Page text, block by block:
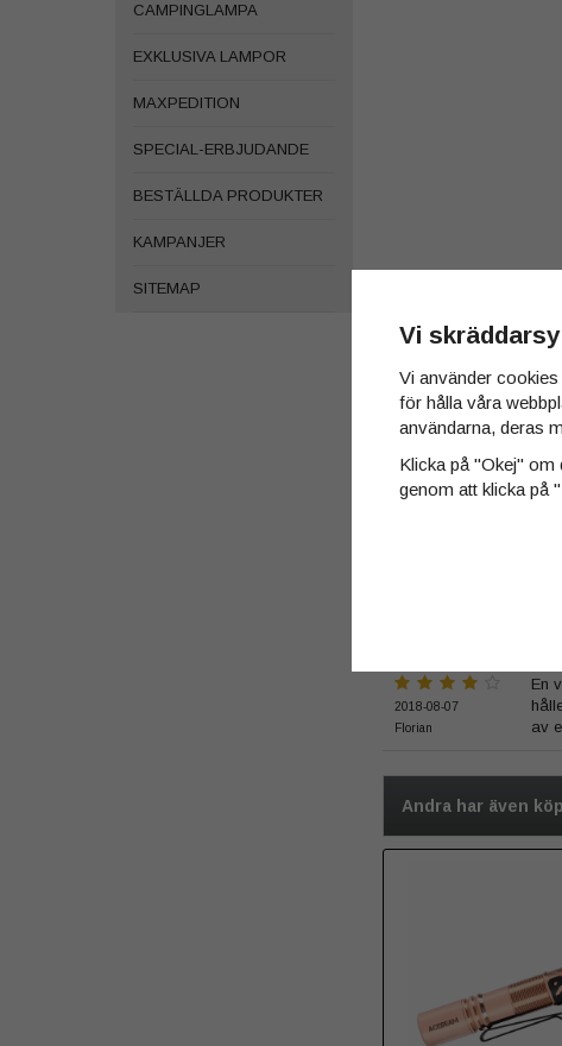
CAMPINGLAMPA
EXKLUSIVA LAMPOR
MAXPEDITION
SPECIAL-ERBJUDANDE
BESTÄLLDA PRODUKTER
KAMPANJER
SITEMAP
2018-08-07
Florian
En
av
Andra har även
Vi
Vi använder
för hålla våra
användarna, deras
Klicka på "Okej" om
genom att klicka på